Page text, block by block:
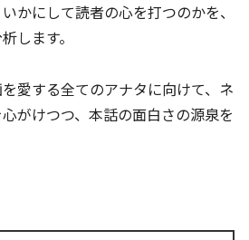
かにして読者の心を打つのかを、
します。
愛する全てのアナタに向けて、ネ
がけつつ、本話の面白さの源泉を